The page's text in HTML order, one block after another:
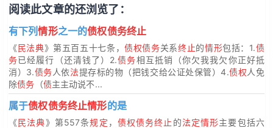
阅读此文章的还浏览了：
有下列情形之一的债权债务终止
《民法典》第五百五十七条，债权债务关系终止的情形包括：1.债
务已经履行（还清钱了）2.债务相互抵销（你欠我我欠你正好抵
消）3.债务人依法提存标的物（把钱交给公证处保管）4.债权人免
除债务 （债主主动说不...
属于债权债务终止情形的是
《民法典》第557条规定 ， 债权债务终止 的法定情形主要包括六